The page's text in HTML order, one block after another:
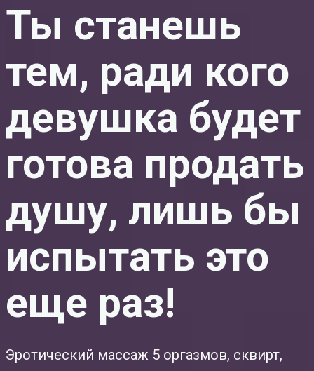
Ты станешь
тем, ради кого
девушка будет
готова продать
душу, лишь бы
испытать это
еще раз!
Эротический массаж 5 оргазмов, сквирт,